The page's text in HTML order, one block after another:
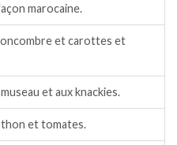
marocaine.
et carottes et
et aux knackies.
thon et tomates.